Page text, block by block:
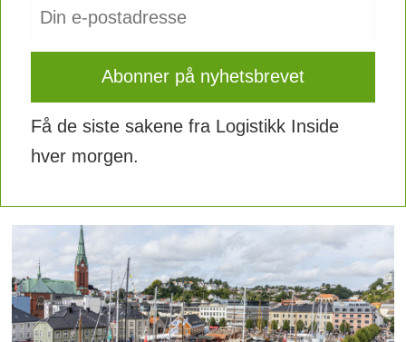
Få de siste sakene fra Logistikk Inside
hver morgen.